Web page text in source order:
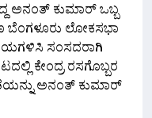
ಅನಂತ್ ಕುಮಾರ್ ಒಬ್ಬ
ಬೆಂಗಳೂರು ಲೋಕಸಭಾ
ಸಂಸದರಾಗಿ
ಕೇಂದ್ರ ರಸಗೊಬ್ಬರ
ಅನಂತ್​ ಕುಮಾರ್​